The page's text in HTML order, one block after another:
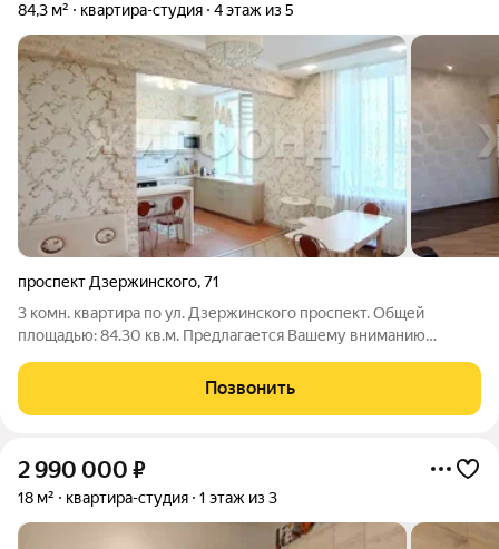
84,3 м² квартира-студия 4 этаж из 5
проспект Дзержинского,71
3 комн. квартира по ул. Дзержинского проспект. Общей
площадью: 84.30 кв.м. Предлагается Вашему вниманию
ремонт с использованием современных дорогостоящих
материалов. После ремонта никто не
Позвонить
2 990 000 ₽
18 м² квартира-студия 1 этаж из 3